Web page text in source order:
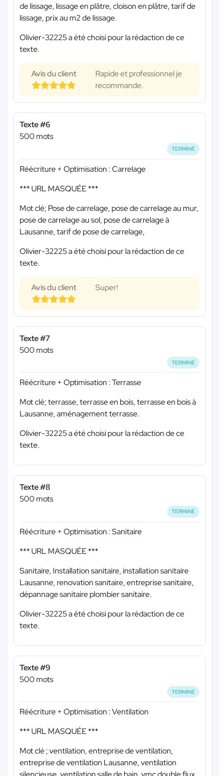
de lissage, lissage en plâtre, cloison en plâtre, tarif de
lissage, prix au m2 de lissage.
Olivier-32225 a été choisi pour la rédaction de ce
texte.
Avis du client
Rapide et professionnel je
recommande.
Texte #6
500 mots
TERMINÉ
Réécriture + Optimisation : Carrelage
*** URL MASQUÉE ***
Mot clé; Pose de carrelage, pose de carrelage au mur,
pose de carrelage au sol, pose de carrelage à
Lausanne, tarif de pose de carrelage,
Olivier-32225 a été choisi pour la rédaction de ce
texte.
Avis du client Super!
Texte #7
500 mots
TERMINÉ
Réécriture + Optimisation : Terrasse
Mot clé; terrasse, terrasse en bois, terrasse en bois à
Lausanne, aménagement terrasse.
Olivier-32225 a été choisi pour la rédaction de ce
texte.
Texte #8
500 mots
TERMINÉ
Réécriture + Optimisation : Sanitaire
*** URL MASQUÉE ***
Sanitaire, Installation sanitaire, installation sanitaire
Lausanne, renovation sanitaire, entreprise sanitaire,
dépannage sanitaire plombier sanitaire.
Olivier-32225 a été choisi pour la rédaction de ce
texte.
Texte #9
500 mots
TERMINÉ
Réécriture + Optimisation : Ventilation
*** URL MASQUÉE ***
Mot clé ; ventilation, entreprise de ventilation,
entreprise de ventilation Lausanne, ventilation